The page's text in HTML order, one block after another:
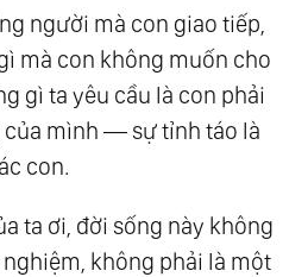
Tình Yêu
Hạnh Phúc
Có Phân Biệt Và Phân
Tình Yêu
Yêu
người mà con giao tiếp,
mà con không muốn cho
gì ta yêu cầu là con phải
của mình — sự tỉnh táo là
con.
ta ơi, đời sống này không
không phải là một